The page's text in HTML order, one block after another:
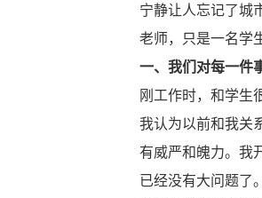
宁静让人忘记了城
老师，只是一名学
一、我们对每一件
刚工作时，和学生
我认为以前和我关
有威严和魄力。我
已经没有大问题了